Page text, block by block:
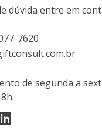
dúvida entre em
7620
de segunda a